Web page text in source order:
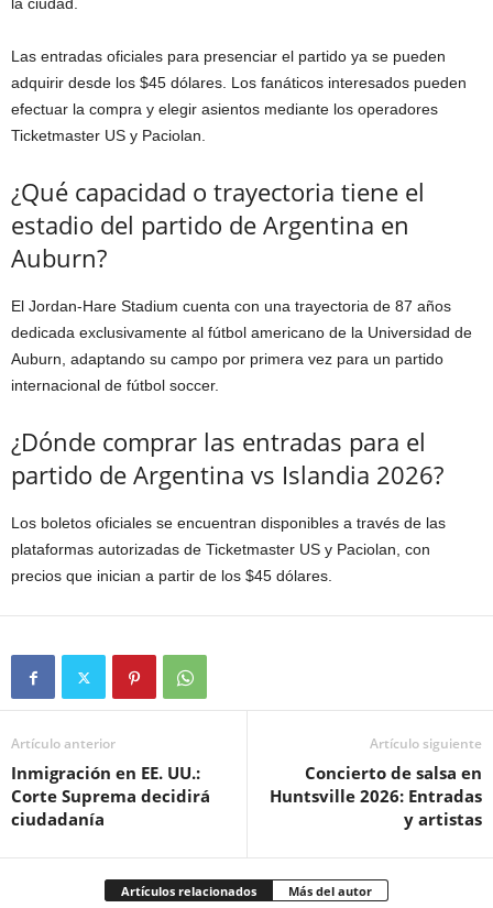
la ciudad.
Las entradas oficiales para presenciar el partido ya se pueden
adquirir desde los $45 dólares. Los fanáticos interesados pueden
efectuar la compra y elegir asientos mediante los operadores
Ticketmaster US y Paciolan.
¿Qué capacidad o trayectoria tiene el
estadio del partido de Argentina en
Auburn?
El Jordan-Hare Stadium cuenta con una trayectoria de 87 años
dedicada exclusivamente al fútbol americano de la Universidad de
Auburn, adaptando su campo por primera vez para un partido
internacional de fútbol soccer.
¿Dónde comprar las entradas para el
partido de Argentina vs Islandia 2026?
Los boletos oficiales se encuentran disponibles a través de las
plataformas autorizadas de Ticketmaster US y Paciolan, con
precios que inician a partir de los $45 dólares.
Artículo anterior
Inmigración en EE. UU.:
Corte Suprema decidirá
ciudadanía
Artículo siguiente
Concierto de salsa en
Huntsville 2026: Entradas
y artistas
Artículos relacionados Más del autor